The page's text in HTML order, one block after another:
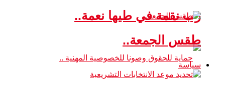
رب نقمة في طيها نعمة..
طقس الجمعة..
سياسة